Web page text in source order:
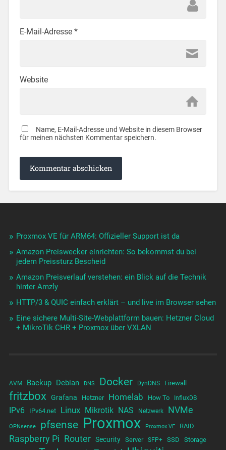
E-Mail-Adresse *
Website
Name, E-Mail-Adresse und Website in diesem Browser
für meinen nächsten Kommentar speichern.
Proxmox VE für ARM64: Offizieller Support ist da
Amazon Preiswecker einrichten: So bekommst du bei
jedem Preissturz Bescheid
Amazon Preisverlauf verstehen: ein Blick auf die Technik
hinter Amzly
HTTP/3 & QUIC einfach erklärt – und live im Browser sehen
Eine sichere Multi-Site-Webplattform bauen: Hetzner Cloud
+ MikroTik CHR + Proxmox über VXLAN
AVM Backup Debian DNS Docker DynDNS Firewall
fritzbox Grafana Hetzner Homelab How To InfluxDB
IPv6 IPv64.net Linux Mikrotik NAS Netzwerk NVMe
OPNsense pfsense Proxmox Proxmox VE RAID
Raspberry Pi Router Security Server SFP+ SSD Storage